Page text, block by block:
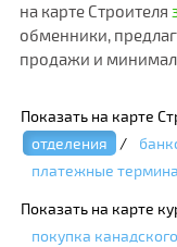
на карте Строителя
обменники,
продажи и
Показать на карте
отделения
/
платежные
Показать на карте
покупка